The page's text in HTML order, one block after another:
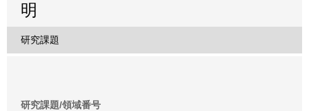
明
研究課題
研究課題/領域番号